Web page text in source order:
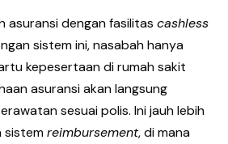
asuransi dengan fasilitas cashless
sistem ini, nasabah hanya
kepesertaan di rumah sakit
asuransi akan langsung
sesuai polis. Ini jauh lebih
sistemreimbursement, di mana